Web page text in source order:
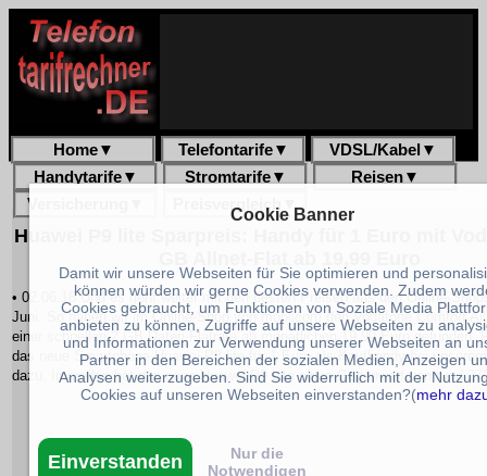
Home▼ Telefontarife▼ VDSL/Kabel ▼
Handytarife▼ Stromtarife▼ Reisen▼
Versicherung
Preisvergleich ▼
Huawei P9 lite Sparpreis: Handy für 1 Euro mit
• 02.06.16 Und es geht weiter mit den besten Preisen aus den Online-
Juni. So haben wir im Online-Shop von mobilcom den Vodafone Comfort
einer schnellen 2 GB Daten-Flatrate ab monatlichen 19,99 Euro gefunden.
das neue Smartphone Huawei P8 lite für 1 Euro als Kaufhandy bei
dazu. Immerhin hat das neue Huawei P9 Lite einen Gegenwert von rund
Cookie Banner
Damit wir unsere Webseiten für Sie optimieren und
können würden wir gerne Cookies verwenden. Zudem
Cookies gebraucht, um Funktionen von Soziale Media
anbieten zu können, Zugriffe auf unsere Webseiten zu
und Informationen zur Verwendung unserer Webseiten an
Partner in den Bereichen der sozialen Medien, Anzeigen
Analysen weiterzugeben. Sind Sie widerruflich mit der
Cookies auf unseren Webseiten einverstanden?(mehr
Einverstanden
Nur die
Notwendigen